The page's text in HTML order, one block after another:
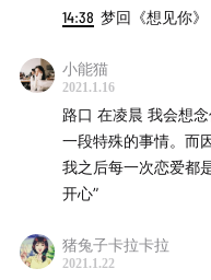
49:41 跑车与坦克
#节目介绍
「Vibration 歪波音室
的视角去分享音乐的播
让你能听到更多的、更
– 主理人：拾壹
14:38 梦回《想见你》
小能猫
2021.1.16
路口 在凌晨 我会想
一段特殊的事情。而
我之后每一次恋爱都
开心”
猪兔子卡拉卡拉
2021.1.22